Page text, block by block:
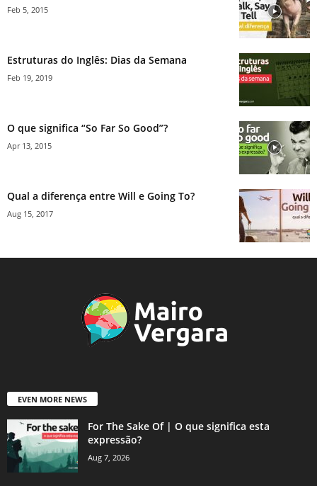
Feb 5, 2015
Estruturas do Inglês: Dias da Semana
Feb 19, 2019
O que significa “So Far So Good”?
Apr 13, 2015
Qual a diferença entre Will e Going To?
Aug 15, 2017
EVEN MORE NEWS
For The Sake Of | O que significa esta
expressão?
Aug 7, 2026